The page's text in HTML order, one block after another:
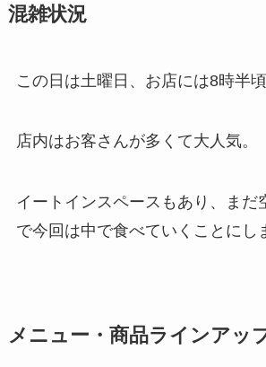
混雑状況
この日は土曜日、お店には8時半頃
店内はお客さんが多くて大人気。
イートインスペースもあり、まだ
で今回は中で食べていくことにし
メニュー・商品ラインアッ